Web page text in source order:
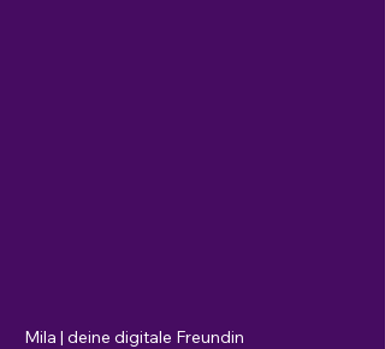
Mila | deine digitale Freundin